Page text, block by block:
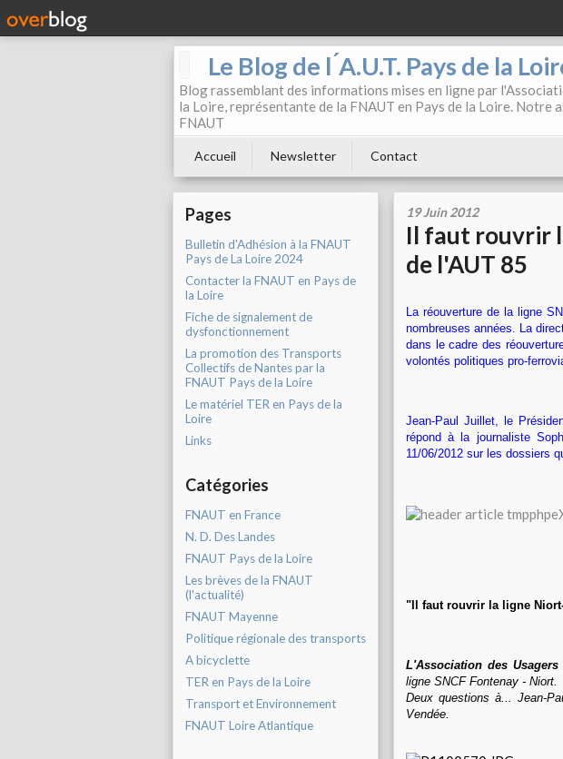
Le Blog de l ́A.U.T. Pays de la
Blog rassemblant des informations mises en ligne par
la Loire, représentante de la FNAUT en Pays de la Loire.
FNAUT
Accueil Newsletter Contact
Pages
Bulletin d'Adhésion à la FNAUT
Pays de La Loire 2024
Contacter la FNAUT en Pays de
la Loire
Fiche de signalement de
dysfonctionnement
La promotion des Transports
Collectifs de Nantes par la
FNAUT Pays de la Loire
Le matériel TER en Pays de la
Loire
Links
Catégories
FNAUT en France
N. D. Des Landes
FNAUT Pays de la Loire
Les brèves de la FNAUT
(l'actualité)
FNAUT Mayenne
Politique régionale des transports
A bicyclette
TER en Pays de la Loire
Transport et Environnement
FNAUT Loire Atlantique
19 Juin 2012
Il faut rouvrir
de l'AUT 85
La réouverture de la ligne
nombreuses années. La
dans le cadre des
volontés politiques pro-
Jean-Paul Juillet, le
répond à la journaliste
11/06/2012 sur les dossiers
"Il faut rouvrir la ligne
L'Association des
ligne SNCF Fontenay - Niort.
Deux questions à... Jean-
Vendée.